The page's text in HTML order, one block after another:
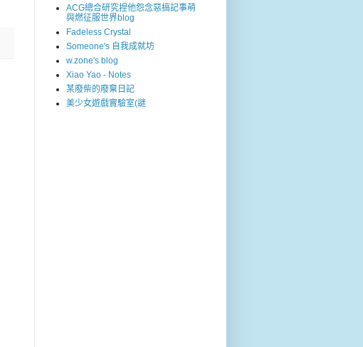
ACG總合研究捏他怨念惡搞記事萌
與燃征服世界blog
Fadeless Crystal
Someone's 自我成就坊
w.zone's blog
Xiao Yao - Notes
某廢柴的廢棄日記
美少女遊戲實驗室(謎